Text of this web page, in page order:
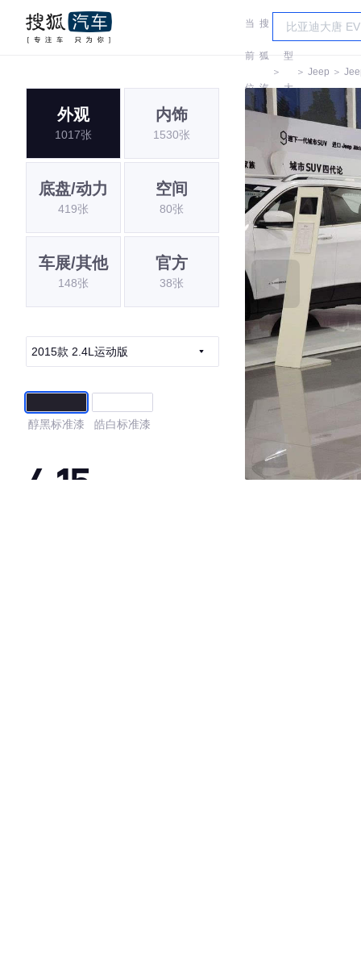
当
前
位
搜
狐
汽
＞
车
型
大
全
＞ Jeep ＞
外观
1017张
内饰
1530张
底盘/动力
419张
空间
80张
车展/其他
148张
官方
38张
2015款 2.4L运动版
醇黑标准漆 皓白标准漆
4.15